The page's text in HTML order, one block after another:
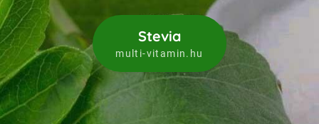
Stevia
multi-vitamin.hu